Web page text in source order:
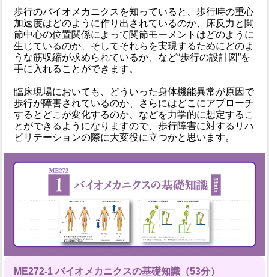
歩行のバイオメカニクスを知っていると、歩行時の重心
加速度はどのように作り出されているのか、床反力と関
節中心の位置関係によって関節モーメントはどのように
生じているのか、そしてそれらを実現するためにどのよ
うな筋収縮が求められているか、など“歩行の設計図”を
手に入れることができます。
臨床現場においても、どういった身体機能異常が原因で
歩行が障害されているのか、さらにはどこにアプローチ
するとどこが変化するのか、などを力学的に想定するこ
とができるようになりますので、歩行障害に対するリハ
ビリテーションの際に大変役に立つかと思います。
ME272-1 バイオメカニクスの基礎知識（53分）